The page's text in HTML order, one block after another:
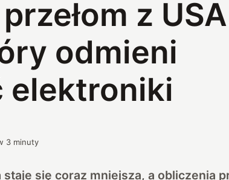
z
odmieni
elektroniki
3 minuty
się coraz mniejsza, a obliczenia